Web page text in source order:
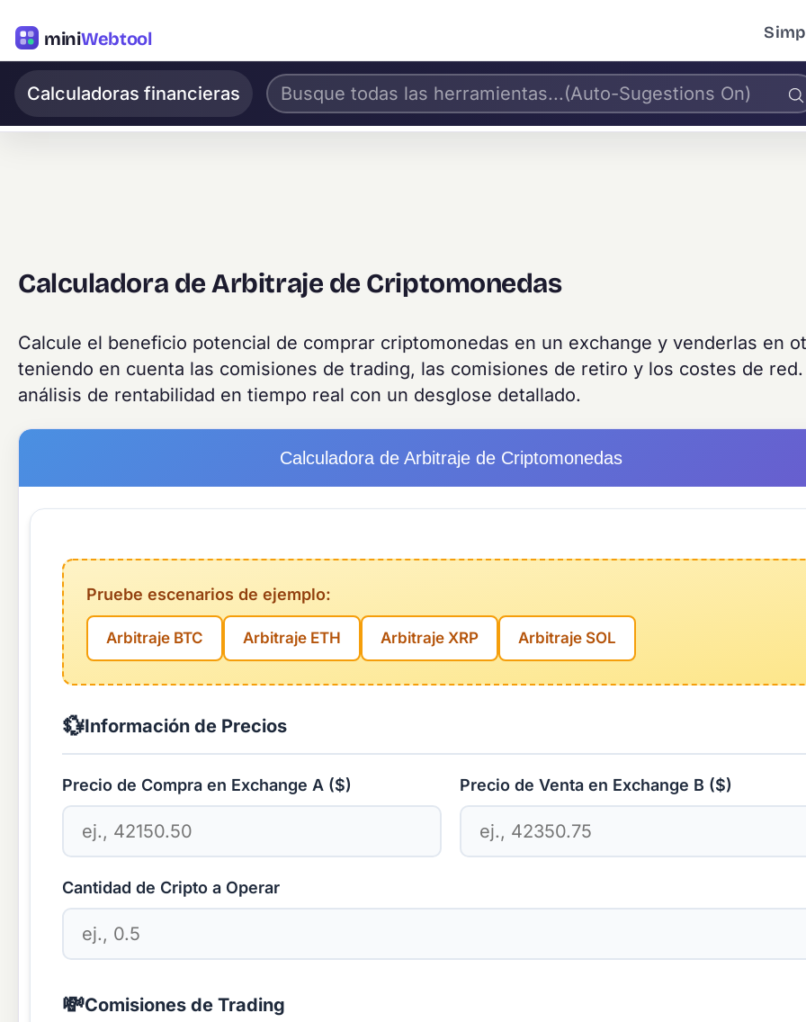
miniWebtool
Calculadoras financieras
Calculadora de Arbitraje de Criptomonedas
Calcule el beneficio potencial de comprar criptomonedas en un exchange y venderlas en
teniendo en cuenta las comisiones de trading, las comisiones de retiro y los costes de red.
análisis de rentabilidad en tiempo real con un desglose detallado.
Calculadora de Arbitraje de Criptomonedas
Pruebe escenarios de ejemplo:
Arbitraje BTC Arbitraje ETH Arbitraje XRP Arbitraje SOL
💱Información de Precios
Precio de Compra en Exchange A ($) Precio de Venta en Exchange B ($)
Cantidad de Cripto a Operar
💸Comisiones de Trading